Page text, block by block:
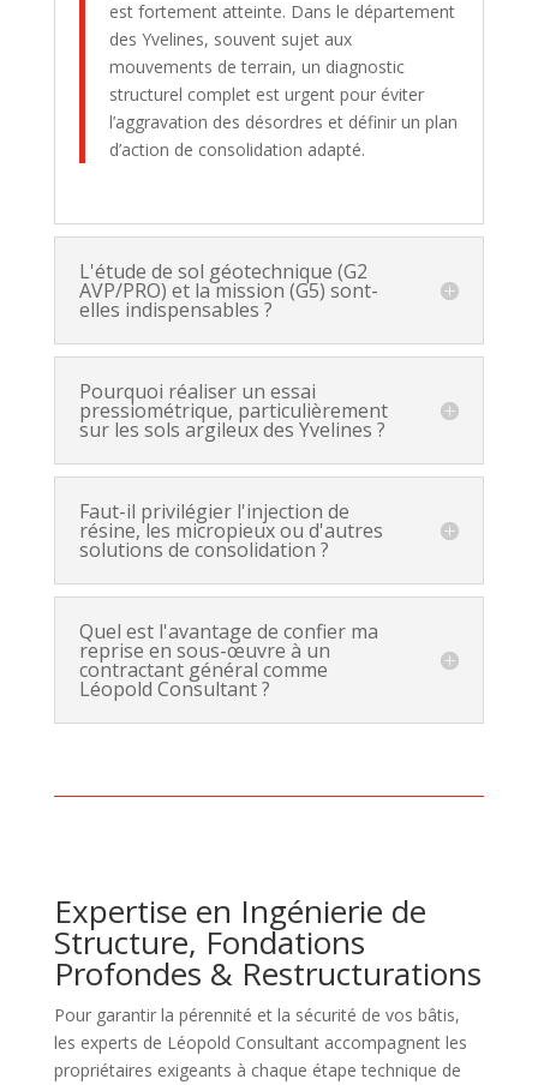
est fortement atteinte. Dans le département
des Yvelines, souvent sujet aux
mouvements de terrain, un diagnostic
structurel complet est urgent pour éviter
l’aggravation des désordres et définir un plan
d’action de consolidation adapté.
L'étude de sol géotechnique (G2
AVP/PRO) et la mission (G5) sont-
elles indispensables ?
Pourquoi réaliser un essai
pressiométrique, particulièrement
sur les sols argileux des Yvelines ?
Faut-il privilégier l'injection de
résine, les micropieux ou d'autres
solutions de consolidation ?
Quel est l'avantage de confier ma
reprise en sous-œuvre à un
contractant général comme
Léopold Consultant ?
Expertise en Ingénierie de
Structure, Fondations
Profondes & Restructurations
Pour garantir la pérennité et la sécurité de vos bâtis,
les experts de Léopold Consultant accompagnent les
propriétaires exigeants à chaque étape technique de